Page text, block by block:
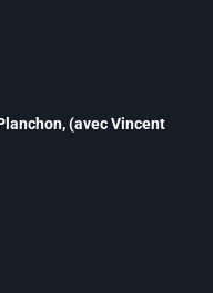
(avec Vincent